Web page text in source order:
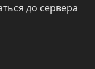
до сервера